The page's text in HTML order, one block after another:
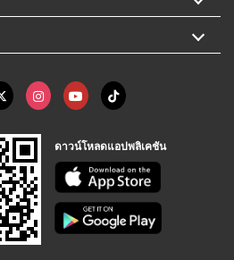
ดาวน์โหลดแอปพลิเคชัน